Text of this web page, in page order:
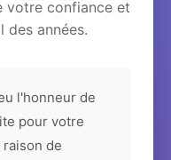
votre confiance et
des années.
l'honneur de
pour votre
de